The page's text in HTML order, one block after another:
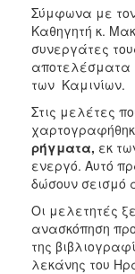
2016
2015
2013
2012
2011
2010
2006
Σύμφωνα με
Καθηγητή κ.
συνεργάτες
αποτελέσματα
των Καμινίων.
Στις μελέτες
ρήγματα, εκ
ενεργό. Αυτό
δώσουν σεισμό
Οι μελετητές
ανασκόπηση
της
λεκάνης του